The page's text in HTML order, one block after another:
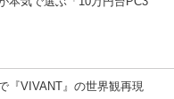
『VIVANT』の世界観再現